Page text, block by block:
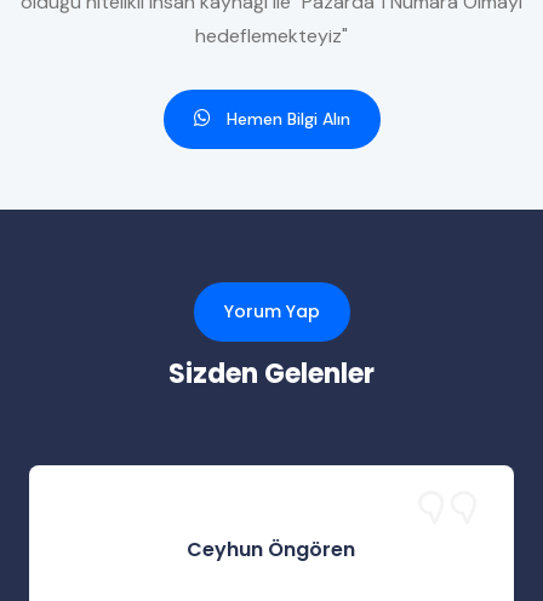
hedeflemekteyiz"
Hemen Bilgi Alın
Yorum Yap
Sizden Gelenler
Ceyhun Öngören